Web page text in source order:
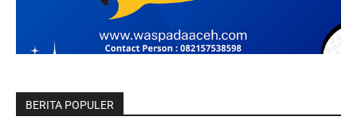
BERITA POPULER